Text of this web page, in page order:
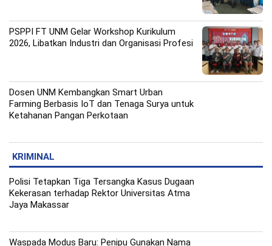
PSPPI FT UNM Gelar Workshop Kurikulum
2026, Libatkan Industri dan Organisasi Profesi
Dosen UNM Kembangkan Smart Urban
Farming Berbasis IoT dan Tenaga Surya untuk
Ketahanan Pangan Perkotaan
KRIMINAL
Polisi Tetapkan Tiga Tersangka Kasus Dugaan
Kekerasan terhadap Rektor Universitas Atma
Jaya Makassar
Waspada Modus Baru: Penipu Gunakan Nama